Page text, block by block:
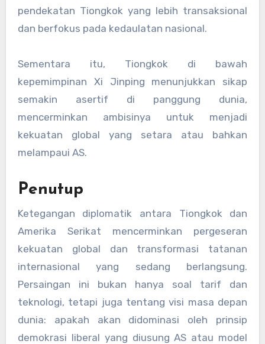
pendekatan Tiongkok yang lebih transaksional
dan berfokus pada kedaulatan nasional.
Sementara itu, Tiongkok di bawah
kepemimpinan Xi Jinping menunjukkan sikap
semakin asertif di panggung dunia,
mencerminkan ambisinya untuk menjadi
kekuatan global yang setara atau bahkan
melampaui AS.
Penutup
Ketegangan diplomatik antara Tiongkok dan
Amerika Serikat mencerminkan pergeseran
kekuatan global dan transformasi tatanan
internasional yang sedang berlangsung.
Persaingan ini bukan hanya soal tarif dan
teknologi, tetapi juga tentang visi masa depan
dunia: apakah akan didominasi oleh prinsip
demokrasi liberal yang diusung AS atau model